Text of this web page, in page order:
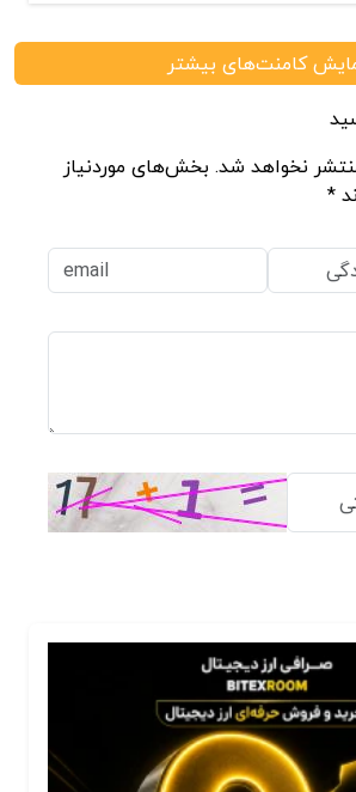
کامنت‌های بیشتر
نخواهد شد. بخش‌های موردنیاز
*